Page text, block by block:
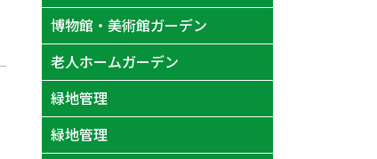
博物館・美術館ガーデン
老人ホームガーデン
緑地管理
緑地管理